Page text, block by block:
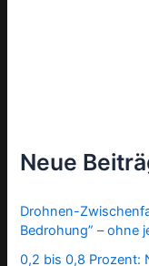
Neue
Drohnen-
Bedrohung” – ohne
0,2 bis 0,8 Prozent: